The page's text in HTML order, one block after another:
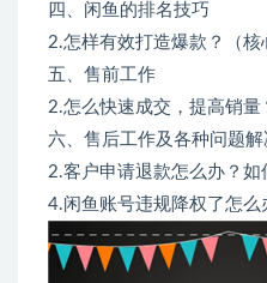
四、闲鱼的排名技巧
2.怎样有效打造爆款？（核
五、售前工作
2.怎么快速成交，提高销量
六、售后工作及各种问题
2.客户申请退款怎么办？如
4.闲鱼账号违规降权了怎么